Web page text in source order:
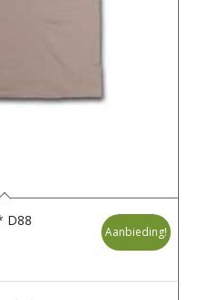
D88
Aanbieding!